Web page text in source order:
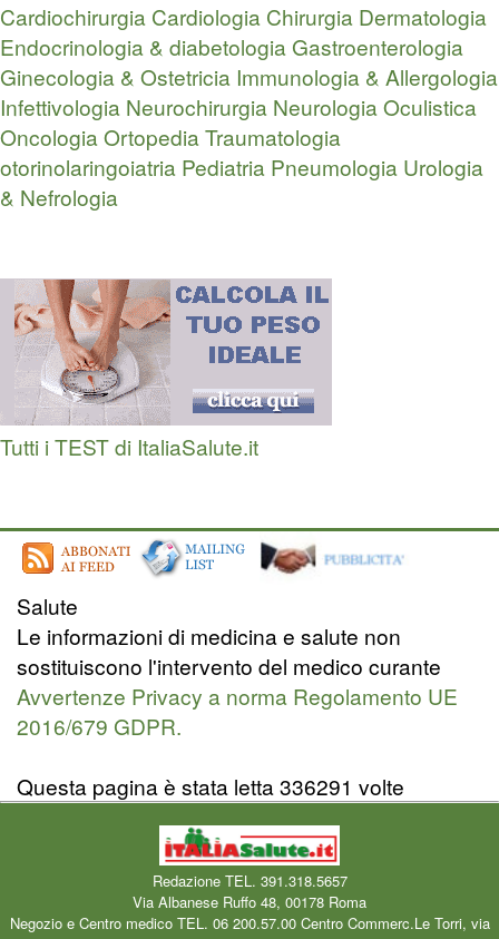
Cardiochirurgia Cardiologia Chirurgia Dermatologia
Endocrinologia & diabetologia Gastroenterologia
Ginecologia & Ostetricia Immunologia & Allergologia
Infettivologia Neurochirurgia NeurologiaOculistica
OncologiaOrtopedia Traumatologia
otorinolaringoiatria Pediatria Pneumologia Urologia
& Nefrologia
Tutti i TEST di ItaliaSalute.it
Salute
Le informazioni di medicina e salute non
sostituiscono l'intervento del medico curante
Avvertenze Privacy a norma Regolamento UE
2016/679 GDPR.
Questa pagina è stata letta 336291 volte
Redazione TEL. 391.318.5657
Via Albanese Ruffo 48, 00178 Roma
Negozio e Centro medico TEL. 06 200.57.00 Centro Commerc.Le Torri, via